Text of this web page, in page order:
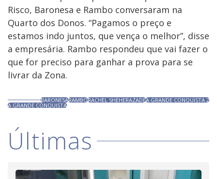
Risco, Baronesa e Rambo conversaram na
Quarto dos Donos. “Pagamos o preço e
estamos indo juntos, que vença o melhor”, disse
a empresária. Rambo respondeu que vai fazer o
que for preciso para ganhar a prova para se
livrar da Zona.
BARONESARAMBORACHEL SHEHERAZADEA GRANDE CONQUISTA 2
A GRANDE CONQUISTA
Últimas